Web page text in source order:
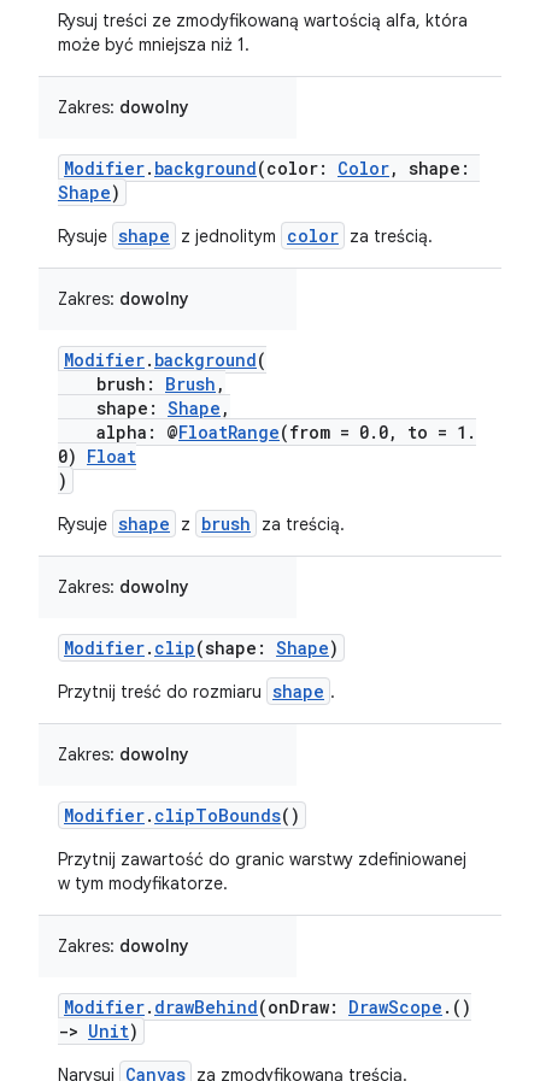
Rysuj treści ze zmodyfikowaną wartością alfa, która
może być mniejsza niż 1.
Zakres: dowolny
Modifier. background(color: Color, shape:
Shape)
Rysuje shape z jednolitym color za treścią.
Zakres: dowolny
Modifier. background(
brush: Brush ,
shape: Shape ,
alpha: @FloatRange(from = 0.0, to = 1.
0) Float
)
Rysuje shape z brush za treścią.
Zakres: dowolny
Modifier. clip(shape: Shape)
Przytnij treść do rozmiaru shape .
Zakres: dowolny
Modifier. clipToBounds()
Przytnij zawartość do granic warstwy zdefiniowanej
w tym modyfikatorze.
Zakres: dowolny
Modifier. drawBehind(onDraw: DrawScope .()
-> Unit)
Narysuj Canvas za zmodyfikowaną treścią.